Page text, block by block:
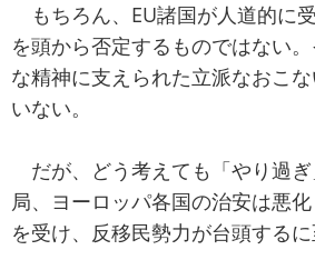
もちろん、EU諸国が人道的に
を頭から否定するものではない
な精神に支えられた立派なおこ
いない。
だが、どう考えても「やり過
局、ヨーロッパ各国の治安は悪
を受け、反移民勢力が台頭するに